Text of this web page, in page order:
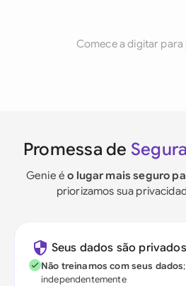
Comece a digitar para
Promessa de
Genie éo lugar mais seguro
priorizamos sua
Seus dados são
Não treinamos com seus dados
independentemente